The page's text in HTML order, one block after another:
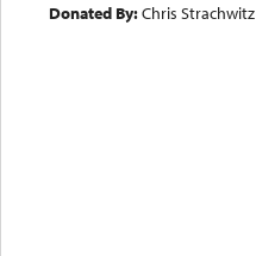
Donated By:Chris Strachwitz